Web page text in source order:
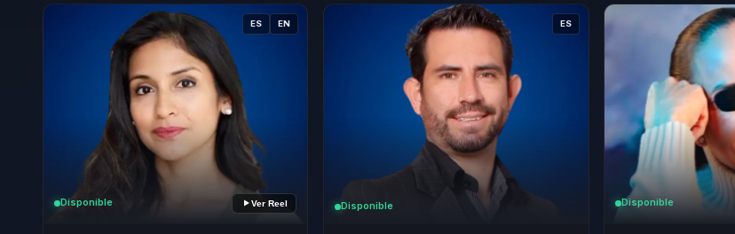
ES EN
Disponible Ver Reel
ES
Disponible Disponible